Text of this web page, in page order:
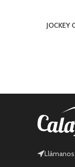
JOCKEY
Llámanos